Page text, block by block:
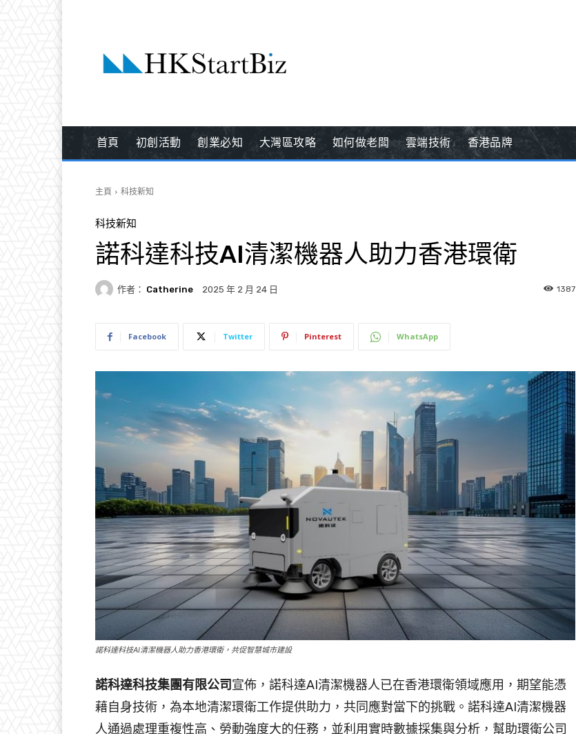
首頁 初創活動 創業必知 大灣區攻略 如何做老闆 雲端技術 香港品牌
主頁 科技新知
科技新知
諾科達科技AI清潔機器人助力香港環衛
作者： Catherine 2025 年 2 月 24 日 1387
Facebook Twitter Pinterest WhatsApp
諾科達科技AI清潔機器人助力香港環衛，共促智慧城市建設
諾科達科技集團有限公司宣佈，諾科達AI清潔機器人已在香港環衛領域應用，期望能憑
藉自身技術，為本地清潔環衛工作提供助力，共同應對當下的挑戰。諾科達AI清潔機器
人通過處理重複性高、勞動強度大的任務，並利用實時數據採集與分析，幫助環衛公司